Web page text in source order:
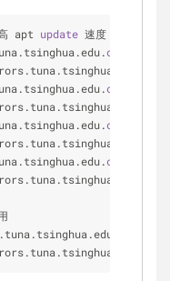
apt update 速度，如有需要
cn
cn
cn
cn